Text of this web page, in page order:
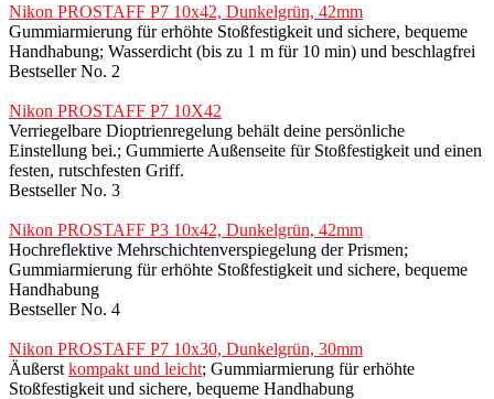
Nikon PROSTAFF P7 10x42, Dunkelgrün, 42mm
Gummiarmierung für erhöhte Stoßfestigkeit und sichere, bequeme
Handhabung; Wasserdicht (bis zu 1 m für 10 min) und beschlagfrei
Bestseller No. 2
Nikon PROSTAFF P7 10X42
Verriegelbare Dioptrienregelung behält deine persönliche
Einstellung bei.; Gummierte Außenseite für Stoßfestigkeit und einen
festen, rutschfesten Griff.
Bestseller No. 3
Nikon PROSTAFF P3 10x42, Dunkelgrün, 42mm
Hochreflektive Mehrschichtenverspiegelung der Prismen;
Gummiarmierung für erhöhte Stoßfestigkeit und sichere, bequeme
Handhabung
Bestseller No. 4
Nikon PROSTAFF P7 10x30, Dunkelgrün, 30mm
Äußerst kompakt und leicht; Gummiarmierung für erhöhte
Stoßfestigkeit und sichere, bequeme Handhabung